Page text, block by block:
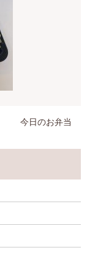
今日のお弁当